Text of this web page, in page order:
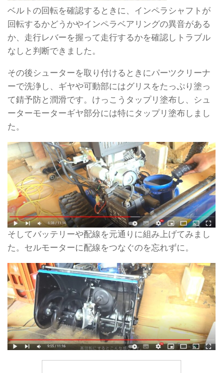
ベルトの回転を確認するときに、インペラシャフトが
回転するかどうかやインペラベアリングの異音がある
か、走行レバーを握って走行するかを確認しトラブル
なしと判断できました。
その後シューターを取り付けるときにパーツクリーナ
ーで洗浄し、ギヤや可動部にはグリスをたっぷり塗っ
て錆予防と潤滑です。けっこうタップリ塗布し、シュ
ーターモーターギヤ部分には特にタップリ塗布しまし
た。
そしてバッテリーや配線を元通りに組み上げてみまし
た。セルモーターに配線をつなぐのを忘れずに。